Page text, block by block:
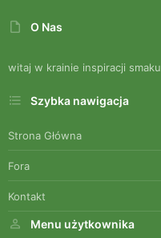
O Nas
witaj w krainie inspiracji smaku
Szybka nawigacja
Strona Główna
Fora
Kontakt
Menu użytkownika